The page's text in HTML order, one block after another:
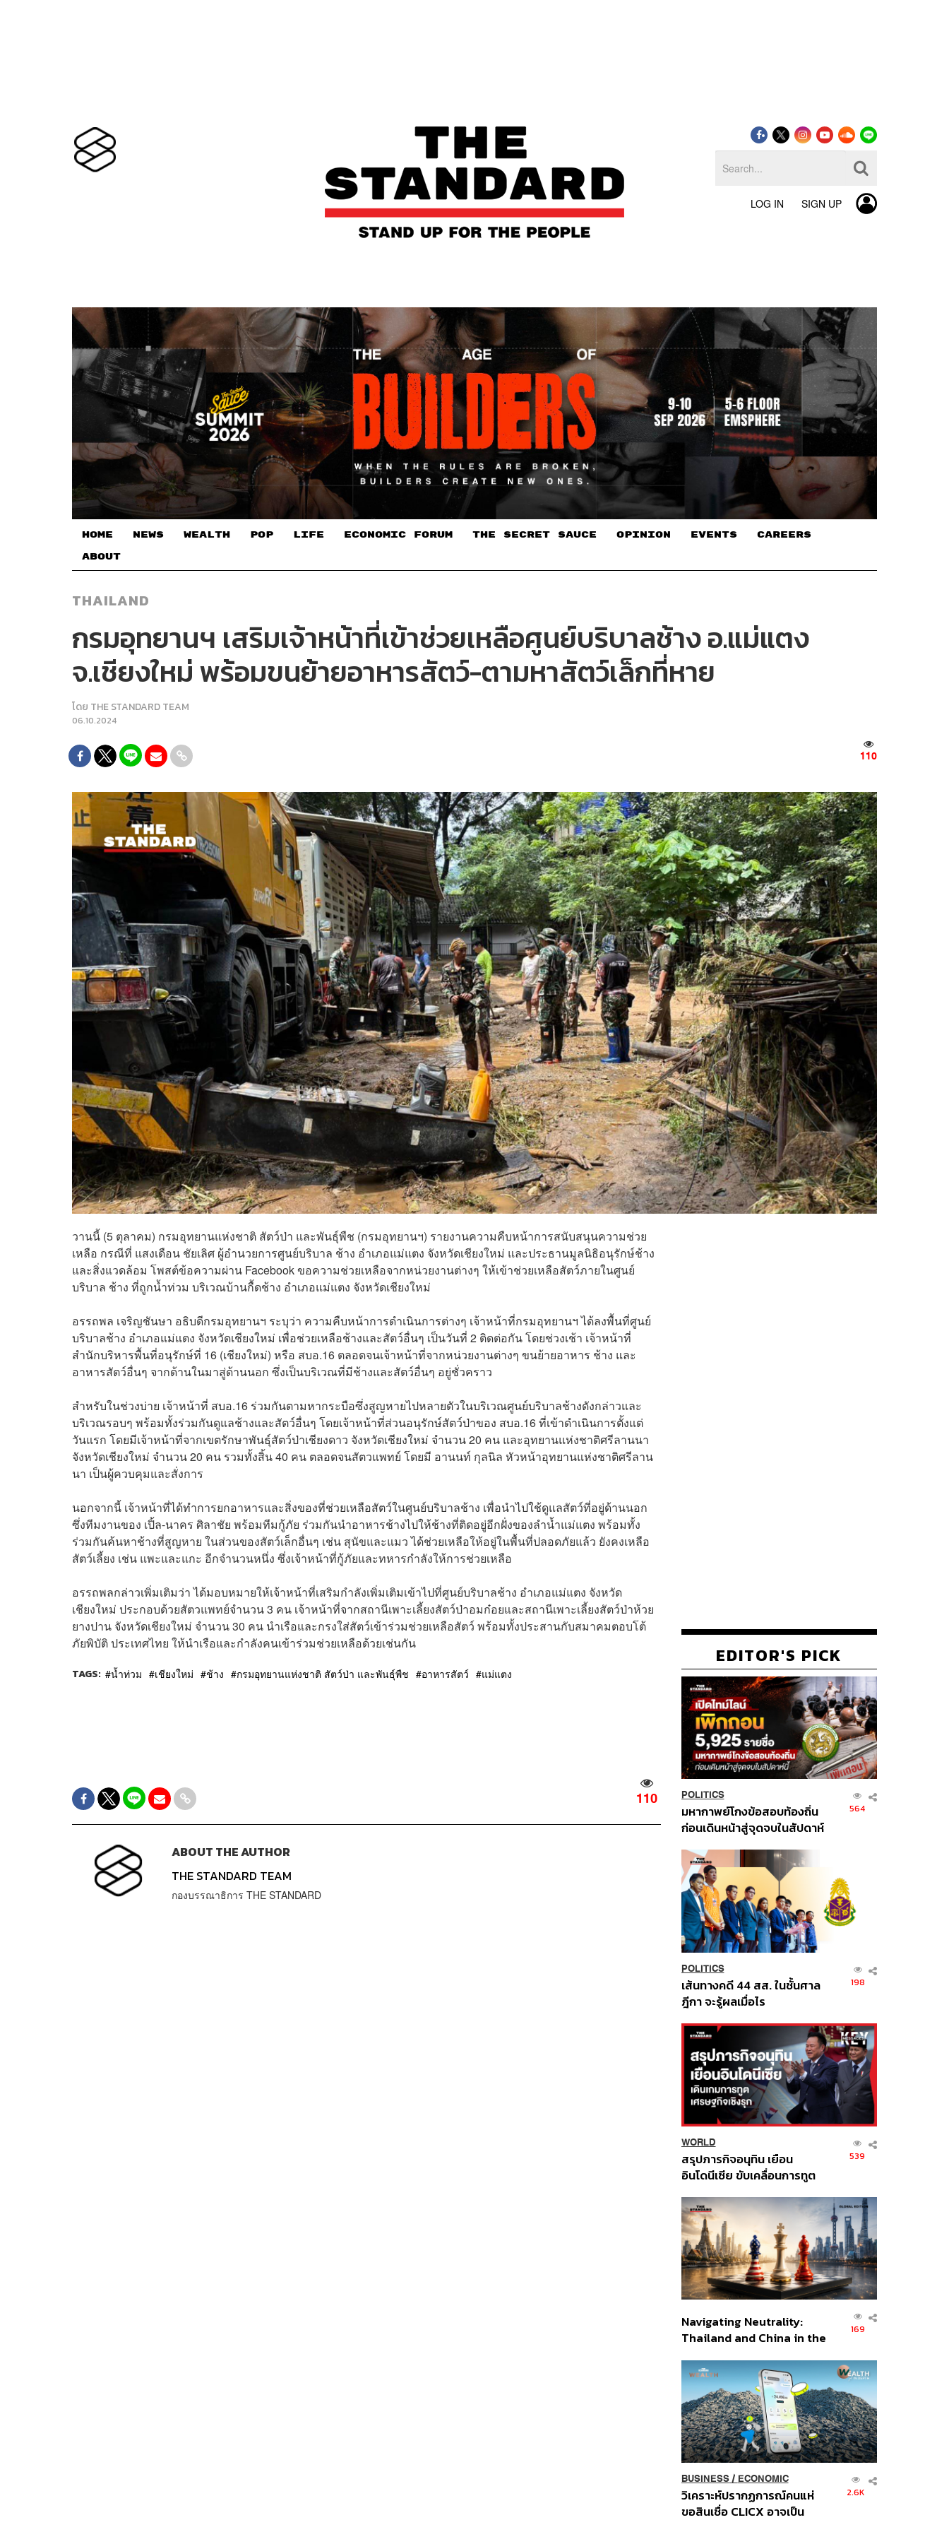
LOG IN SIGN UP
HOME NEWS WEALTH POP LIFE ECONOMIC FORUM THE SECRET SAUCE​ OPINION EVENTS CAREERS
ABOUT
THAILAND
กรมอุทยานฯ เสริมเจ้าหน้าที่เข้าช่วยเหลือศูนย์บริบาลช้าง อ.แม่แตง
จ.เชียงใหม่ พร้อมขนย้ายอาหารสัตว์-ตามหาสัตว์เล็กที่หาย
โดย THE STANDARD TEAM
06.10.2024
110
วานนี้ (5 ตุลาคม) กรมอุทยานแห่งชาติ สัตว์ป่า และพันธุ์พืช (กรมอุทยานฯ) รายงานความคืบหน้าการสนับสนุนความช่วย
เหลือ กรณีที่ แสงเดือน ชัยเลิศ ผู้อำนวยการศูนย์บริบาล ช้าง อำเภอแม่แตง จังหวัดเชียงใหม่ และประธานมูลนิธิอนุรักษ์ช้าง
และสิ่งแวดล้อม โพสต์ข้อความผ่าน Facebook ขอความช่วยเหลือจากหน่วยงานต่างๆ ให้เข้าช่วยเหลือสัตว์ภายในศูนย์
บริบาล ช้าง ที่ถูกน้ำท่วม บริเวณบ้านกื้ดช้าง อำเภอแม่แตง จังหวัดเชียงใหม่
อรรถพล เจริญชันษา อธิบดีกรมอุทยานฯ ระบุว่า ความคืบหน้าการดำเนินการต่างๆ เจ้าหน้าที่กรมอุทยานฯ ได้ลงพื้นที่ศูนย์
บริบาลช้าง อำเภอแม่แตง จังหวัดเชียงใหม่ เพื่อช่วยเหลือช้างและสัตว์อื่นๆ เป็นวันที่ 2 ติดต่อกัน โดยช่วงเช้า เจ้าหน้าที่
สำนักบริหารพื้นที่อนุรักษ์ที่ 16 (เชียงใหม่) หรือ สบอ.16 ตลอดจนเจ้าหน้าที่จากหน่วยงานต่างๆ ขนย้ายอาหาร ช้าง และ
อาหารสัตว์อื่นๆ จากด้านในมาสู่ด้านนอก ซึ่งเป็นบริเวณที่มีช้างและสัตว์อื่นๆ อยู่ชั่วคราว
สำหรับในช่วงบ่าย เจ้าหน้าที่ สบอ.16 ร่วมกันตามหากระบือซึ่งสูญหายไปหลายตัวในบริเวณศูนย์บริบาลช้างดังกล่าวและ
บริเวณรอบๆ พร้อมทั้งร่วมกันดูแลช้างและสัตว์อื่นๆ โดยเจ้าหน้าที่ส่วนอนุรักษ์สัตว์ป่าของ สบอ.16 ที่เข้าดำเนินการตั้งแต่
วันแรก โดยมีเจ้าหน้าที่จากเขตรักษาพันธุ์สัตว์ป่าเชียงดาว จังหวัดเชียงใหม่ จำนวน 20 คน และอุทยานแห่งชาติศรีลานนา
จังหวัดเชียงใหม่ จำนวน 20 คน รวมทั้งสิ้น 40 คน ตลอดจนสัตวแพทย์ โดยมี อานนท์ กุลนิล หัวหน้าอุทยานแห่งชาติศรีลาน
นา เป็นผู้ควบคุมและสั่งการ
นอกจากนี้ เจ้าหน้าที่ได้ทำการยกอาหารและสิ่งของที่ช่วยเหลือสัตว์ในศูนย์บริบาลช้าง เพื่อนำไปใช้ดูแลสัตว์ที่อยู่ด้านนอก
ซึ่งทีมงานของ เปิ้ล-นาคร ศิลาชัย พร้อมทีมกู้ภัย ร่วมกันนำอาหารช้างไปให้ช้างที่ติดอยู่อีกฝั่งของลำน้ำแม่แตง พร้อมทั้ง
ร่วมกันค้นหาช้างที่สูญหาย ในส่วนของสัตว์เล็กอื่นๆ เช่น สุนัขและแมว ได้ช่วยเหลือให้อยู่ในพื้นที่ปลอดภัยแล้ว ยังคงเหลือ
สัตว์เลี้ยง เช่น แพะและแกะ อีกจำนวนหนึ่ง ซึ่งเจ้าหน้าที่กู้ภัยและทหารกำลังให้การช่วยเหลือ
อรรถพลกล่าวเพิ่มเติมว่า ได้มอบหมายให้เจ้าหน้าที่เสริมกำลังเพิ่มเติมเข้าไปที่ศูนย์บริบาลช้าง อำเภอแม่แตง จังหวัด
เชียงใหม่ ประกอบด้วยสัตวแพทย์จำนวน 3 คน เจ้าหน้าที่จากสถานีเพาะเลี้ยงสัตว์ป่าอมก๋อย​และสถานี​เพาะเลี้ยง​สัตว์ป่าห้วย
ยางปาน​ จังหวัดเชียงใหม่​ จำนวน​ 30 คน​ นำเรือและกรงใส่สัตว์เข้าร่วมช่วยเหลือสัตว์ พร้อมทั้งประสานกับสมาคมตอบโต้
ภัยพิบัติ ประเทศไทย​ ให้นำเรือและกำลังคนเข้าร่วมช่วยเหลือด้วยเช่นกัน
TAGS: น้ำท่วม เชียงใหม่ ช้าง กรมอุทยานแห่งชาติ สัตว์ป่า และพันธุ์พืช อาหารสัตว์ แม่แตง
110
ABOUT THE AUTHOR
THE STANDARD TEAM
กองบรรณาธิการ THE STANDARD
EDITOR'S PICK
POLITICS
มหากาพย์โกงข้อสอบท้องถิ่น
ก่อนเดินหน้าสู่จุดจบในสัปดาห์
564
POLITICS
เส้นทางคดี 44 สส. ในชั้นศาล
ฎีกา จะรู้ผลเมื่อไร
198
WORLD
สรุปภารกิจอนุทิน เยือน
อินโดนีเซีย ขับเคลื่อนการทูต
ส่วนยุทธศาสตร์ไทย –
อินโดนีเซีย
539
Navigating Neutrality:
Thailand and China in the
Order
169
BUSINESS/ ECONOMIC
วิเคราะห์ปรากฏการณ์คนแห่
ขอสินเชื่อ CLICX อาจเป็น
2.6K